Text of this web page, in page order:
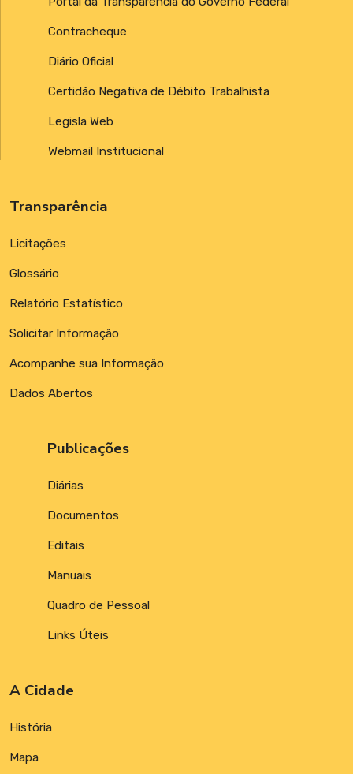
Contracheque
Diário Oficial
Certidão Negativa de Débito Trabalhista
Legisla Web
Webmail Institucional
Transparência
Licitações
Glossário
Relatório Estatístico
Solicitar Informação
Acompanhe sua Informação
Dados Abertos
Publicações
Diárias
Documentos
Editais
Manuais
Quadro de Pessoal
Links Úteis
A Cidade
História
Mapa